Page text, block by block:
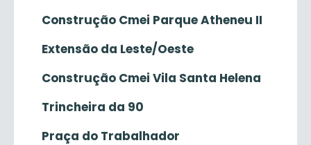
Construção Cmei Parque Atheneu II
Extensão da Leste/Oeste
Construção Cmei Vila Santa Helena
Trincheira da 90
Praça do Trabalhador